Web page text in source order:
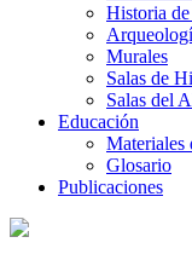
Historia
Murales
Salas de
Salas del
Educación
Materiales
Glosario
Publicaciones